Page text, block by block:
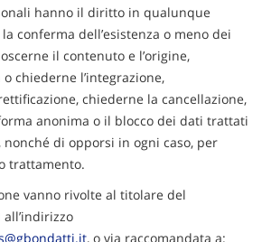
hanno il diritto in qualunque
conferma dell’esistenza o meno dei
il contenuto e l’origine,
chiederne l’integrazione,
chiederne la cancellazione,
anonima o il blocco dei dati trattati
nonché di opporsi in ogni caso, per
trattamento.
vanno rivolte al titolare del
, o via raccomandata a: